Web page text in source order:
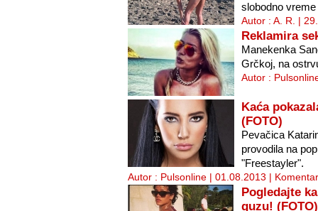
slobodno vreme
Autor : A. R. |
Reklamira
Manekenka
Grčkoj, na
Autor :
Kaća
(FOTO)
Pevačica
provodila na
"Freestayler".
Autor : Pulsonline | 01.08.2013 |
Pogledajte
guzu! (FOTO)